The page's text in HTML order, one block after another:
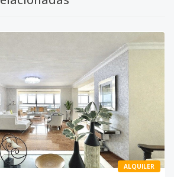
ALQUILER